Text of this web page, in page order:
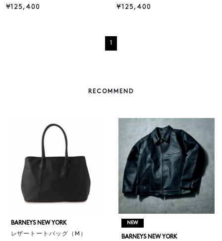
¥125,400 ¥125,400
1
RECOMMEND
BARNEYS NEW YORK
レザートートバッグ（M）
NEW
BARNEYS NEW YORK